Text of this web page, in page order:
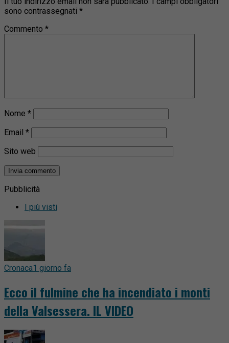
sono contrassegnati *
Commento *
Nome *
Email *
Sito web
Pubblicità
I più visti
Cronaca1 giorno fa
Ecco il fulmine che ha incendiato i monti
della Valsessera. IL VIDEO